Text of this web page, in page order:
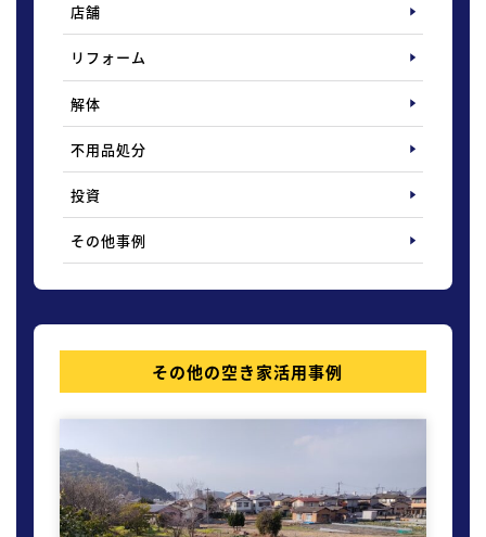
店舗
リフォーム
解体
不用品処分
投資
その他事例
その他の空き家活用事例